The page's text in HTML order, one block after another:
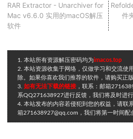
RAR Extractor - Unarchiver for
Mac v6.6.0 实用的macOS解压
软件
件
1. 本站所有资源解压密码均为imacos.top
2. 本站资源收集于网络，仅做学习和交流使
除。如果你喜欢我们推荐的软件，请购买正
3. 如有无法下载的链接 ，联系：邮箱
系QQ271638927进行反馈，我们将及时进行
4. 本站发布的内容若侵犯到您的权益，请联
箱271638927@qq.com，我们将第一时间配